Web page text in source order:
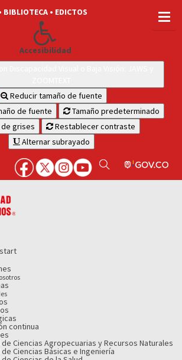
BIBLIOTECA • EDICTOS
Accesibilidad
Reducir tamaño de fuente
de fuente
Tamaño predeterminado
de grises
Restablecer contraste
Alternar subrayado
continua
Ciencias Agropecuarias y Recursos Naturales
Ciencias Básicas e Ingeniería